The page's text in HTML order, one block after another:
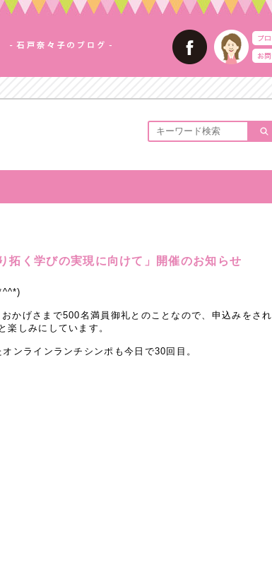
拓く学びの実現に向けて」開催のお知らせ
かげさまで500名満員御礼とのことなので、申込みをされ
しみにしています。
ンラインランチシンポも今日で30回目。